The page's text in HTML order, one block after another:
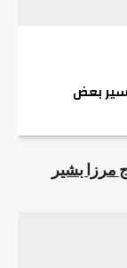
بعض
مرزا بشير